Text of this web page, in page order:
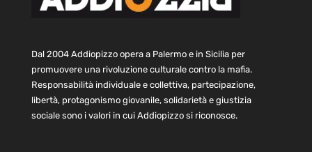
Dal 2004 Addiopizzo opera a Palermo e in Sicilia per
promuovere una rivoluzione culturale contro la mafia.
Responsabilità individuale e collettiva, partecipazione,
libertà, protagonismo giovanile, solidarietà e giustizia
sociale sono i valori in cui Addiopizzo si riconosce.